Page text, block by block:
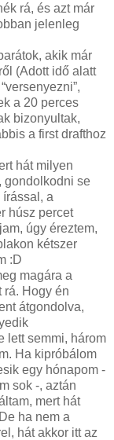
rá, és azt már
jelenleg
akik már
(Adott idő alatt
a 20 perces
bizonyultak,
a first drafthoz
hát milyen
gondolkodni se
írással, a
húsz percet
úgy éreztem,
kétszer
:D
magára a
rá. Hogy én
átgondolva,
lett semmi, három
Ha kipróbálom
egy hónapom -
sok -, aztán
mert hát
ha nem a
hát akkor itt az